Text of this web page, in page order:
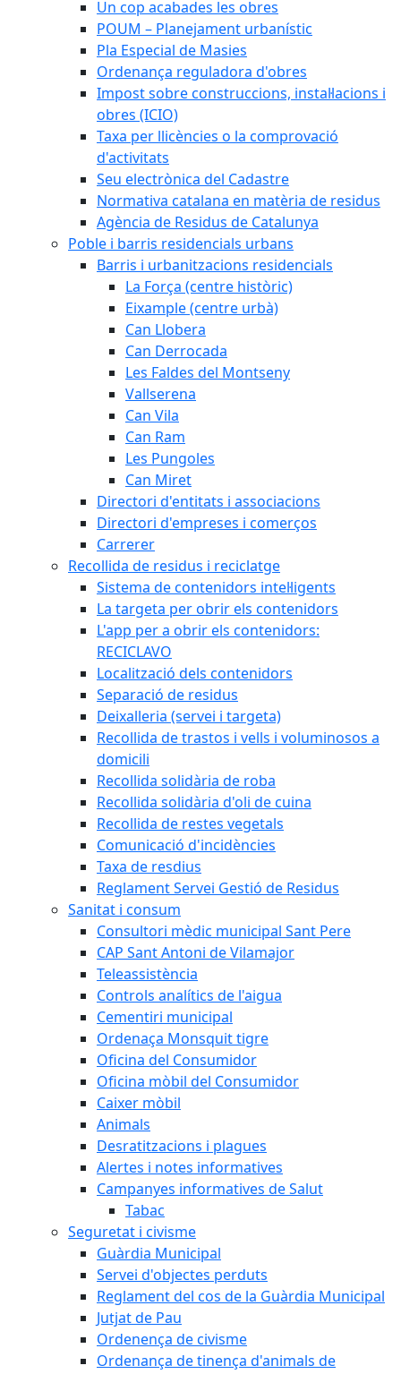
Un cop acabades les obres
POUM – Planejament urbanístic
Pla Especial de Masies
Ordenança reguladora d'obres
Impost sobre construccions, instal·lacions i
obres (ICIO)
Taxa per llicències o la comprovació
d'activitats
Seu electrònica del Cadastre
Normativa catalana en matèria de residus
Agència de Residus de Catalunya
Poble i barris residencials urbans
Barris i urbanitzacions residencials
La Força (centre històric)
Eixample (centre urbà)
Can Llobera
Can Derrocada
Les Faldes del Montseny
Vallserena
Can Vila
Can Ram
Les Pungoles
Can Miret
Directori d'entitats i associacions
Directori d'empreses i comerços
Carrerer
Recollida de residus i reciclatge
Sistema de contenidors intel·ligents
La targeta per obrir els contenidors
L'app per a obrir els contenidors:
RECICLAVO
Localització dels contenidors
Separació de residus
Deixalleria (servei i targeta)
Recollida de trastos i vells i voluminosos a
domicili
Recollida solidària de roba
Recollida solidària d'oli de cuina
Recollida de restes vegetals
Comunicació d'incidències
Taxa de resdius
Reglament Servei Gestió de Residus
Sanitat i consum
Consultori mèdic municipal Sant Pere
CAP Sant Antoni de Vilamajor
Teleassistència
Controls analítics de l'aigua
Cementiri municipal
Ordenaça Monsquit tigre
Oficina del Consumidor
Oficina mòbil del Consumidor
Caixer mòbil
Animals
Desratitzacions i plagues
Alertes i notes informatives
Campanyes informatives de Salut
Tabac
Seguretat i civisme
Guàrdia Municipal
Servei d'objectes perduts
Reglament del cos de la Guàrdia Municipal
Jutjat de Pau
Ordenença de civisme
Ordenança de tinença d'animals de